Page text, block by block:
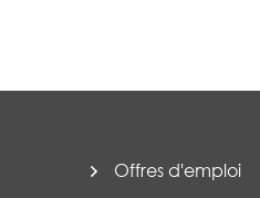
Offres d'emploi